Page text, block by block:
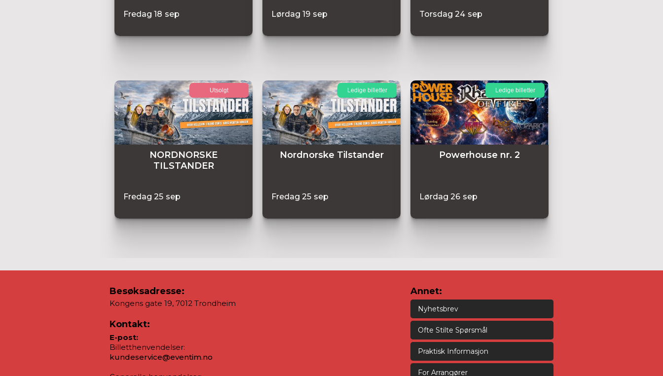
Fredag 18 sep Lørdag 19 sep Torsdag 24 sep
NORDNORSKE
TILSTANDER
Fredag 25 sep
Utsolgt
Nordnorske Tilstander
Fredag 25 sep
Ledige billetter
Powerhouse nr. 2
Lørdag 26 sep
Ledige billetter
Besøksadresse:
Kongens gate 19, 7012 Trondheim
Kontakt:
E-post:
Billetthenvendelser:
kundeservice@eventim.no
Annet:
Nyhetsbrev
Ofte Stilte Spørsmål
Praktisk Informasjon
For Arrangører